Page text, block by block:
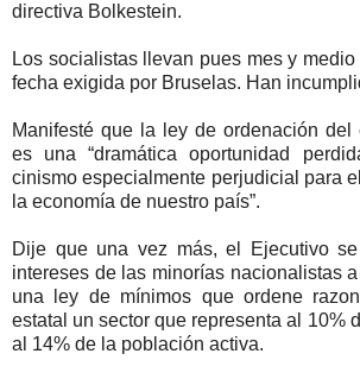
directiva Bolkestein.
Los socialistas llevan pues mes y
fecha exigida por Bruselas. Han
Manifesté que la ley de ordenación del
es una “dramática oportunidad
cinismo especialmente perjudicial para
la economía de nuestro país”.
Dije que una vez más, el Ejecutivo
intereses de las minorías nacionalistas
una ley de mínimos que ordene
estatal un sector que representa al 10%
al 14% de la población activa.